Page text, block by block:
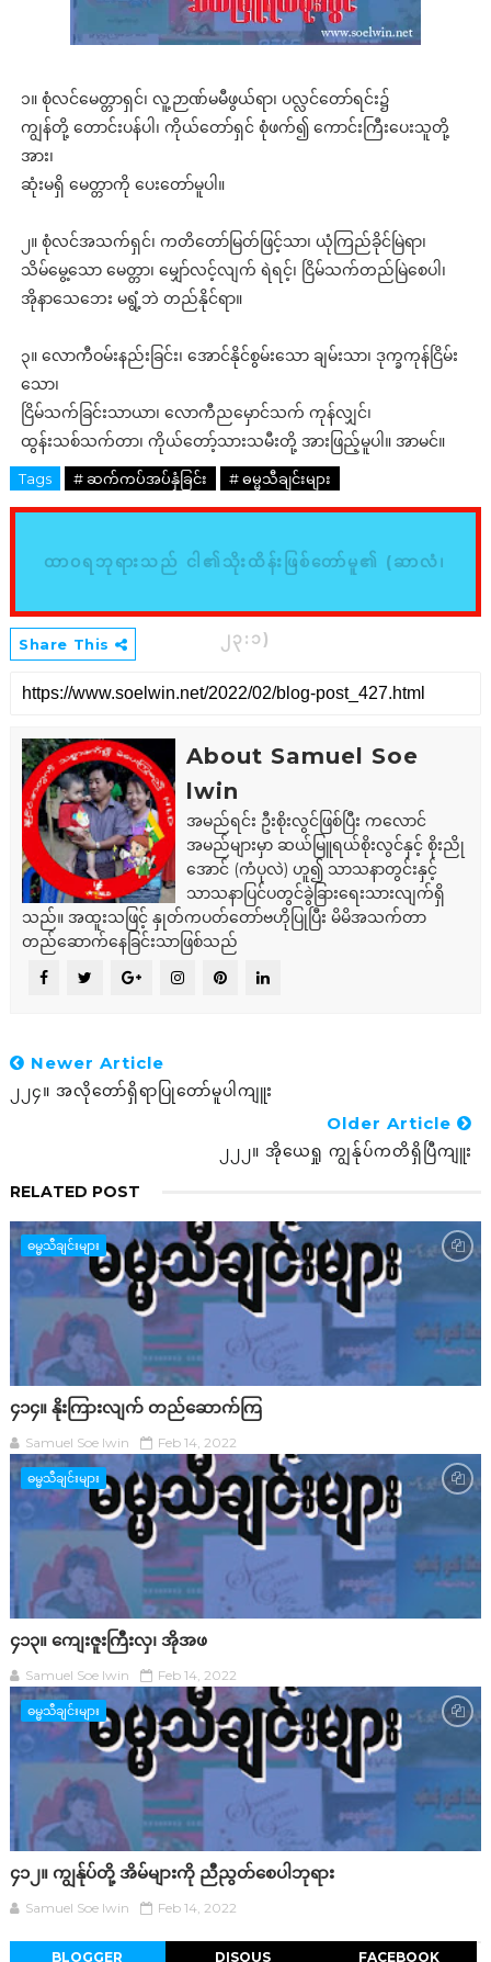
၁။ စုံလင်မေတ္တာရှင်၊ လူ့ဉာဏ်မမီဖွယ်ရာ၊ ပလ္လင်တော်ရင်း၌
ကျွန်တို့ တောင်းပန်ပါ၊ ကိုယ်တော်ရှင် စုံဖက်၍ ကောင်းကြီးပေးသူတို့
အား၊
ဆုံးမရှိ မေတ္တာကို ပေးတော်မူပါ။
၂။ စုံလင်အသက်ရှင်၊ ကတိတော်မြတ်ဖြင့်သာ၊ ယုံကြည်ခိုင်မြဲရာ၊
သိမ်မွေ့သော မေတ္တာ၊ မျှော်လင့်လျက် ရဲရင့်၊ ငြိမ်သက်တည်မြဲစေပါ၊
အိုနာသေဘေး မရွံ့ဘဲ တည်နိုင်ရာ။
၃။ လောကီဝမ်းနည်းခြင်း၊ အောင်နိုင်စွမ်းသော ချမ်းသာ၊ ဒုက္ခကုန်ငြိမ်း
သော၊
ငြိမ်သက်ခြင်းသာယာ၊ လောကီညမှောင်သက် ကုန်လျှင်၊
ထွန်းသစ်သက်တာ၊ ကိုယ်တော့်သားသမီးတို့ အားဖြည့်မူပါ။ အာမင်။
Tags # ဆက်ကပ်အပ်နှံခြင်း # ဓမ္မသီချင်းများ
ထာဝရဘုရားသည် ငါ၏သိုးထိန်းဖြစ်တော်မူ၏ (ဆာလံ၊
၂၃:၁)
Share This
About Samuel Soe
lwin
အမည်ရင်း ဦးစိုးလွင်ဖြစ်ပြီး ကလောင်
အမည်များမှာ ဆယ်မြူရယ်စိုးလွင်နှင့် စိုးညို
အောင် (ကံပုလဲ) ဟူ၍ သာသနာတွင်းနှင့်
သာသနာပြင်ပတွင်ခွဲခြားရေးသားလျက်ရှိ
သည်။ အထူးသဖြင့် နှုတ်ကပတ်တော်ဗဟိုပြုပြီး မိမိအသက်တာ
တည်ဆောက်နေခြင်းသာဖြစ်သည်
Newer Article
၂၂၄။ အလိုတော်ရှိရာပြုတော်မူပါကျူး
Older Article
၂၂၂။ အိုယေရှု ကျွန်ုပ်ကတိရှိပြီကျူး
RELATED POST
ဓမ္မသီချင်းများ
၄၁၄။ နိုးကြားလျက် တည်ဆောက်ကြ
Samuel Soe lwin Feb 14, 2022
ဓမ္မသီချင်းများ
၄၁၃။ ကျေးဇူးကြီးလှ၊ အိုအဖ
Samuel Soe lwin Feb 14, 2022
ဓမ္မသီချင်းများ
၄၁၂။ ကျွန်ုပ်တို့ အိမ်များကို ညီညွတ်စေပါဘုရား
Samuel Soe lwin Feb 14, 2022
BLOGGER DISQUS FACEBOOK